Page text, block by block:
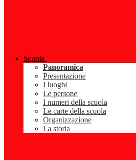
Scuola
Panoramica
Presentazione
I luoghi
Le persone
I numeri della scuola
Le carte della scuola
Organizzazione
La storia